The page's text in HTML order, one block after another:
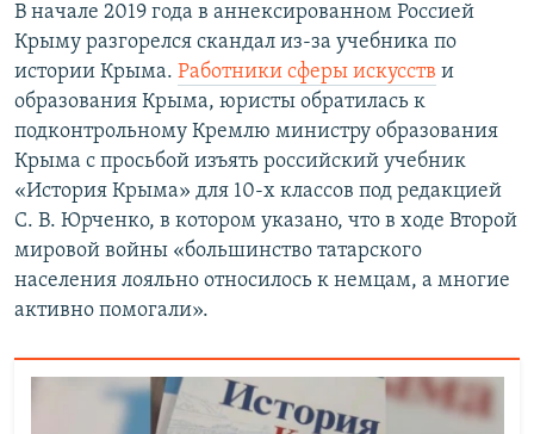
В начале 2019 года в аннексированном Россией
Крыму разгорелся скандал из-за учебника по
истории Крыма. Работники сферы искусств и
образования Крыма, юристы ​обратилась к
подконтрольному Кремлю министру образования
Крыма с просьбой изъять российский учебник
«История Крыма» для 10-х классов под редакцией
С. В. Юрченко, в котором указано, что в ходе Второй
мировой войны «большинство татарского
населения лояльно относилось к немцам, а многие
активно помогали».